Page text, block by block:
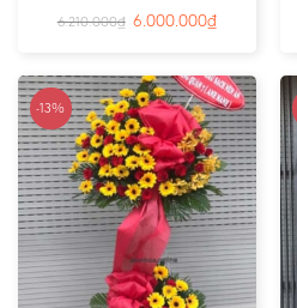
6.210.000₫ 6.000.000₫
-13%